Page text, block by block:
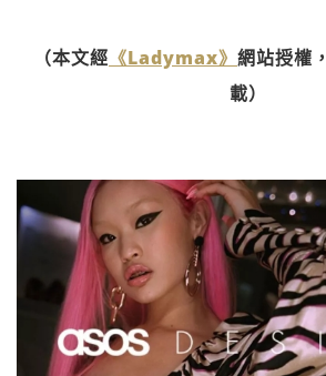
（本文經 《Ladymax》 網站授權
載）